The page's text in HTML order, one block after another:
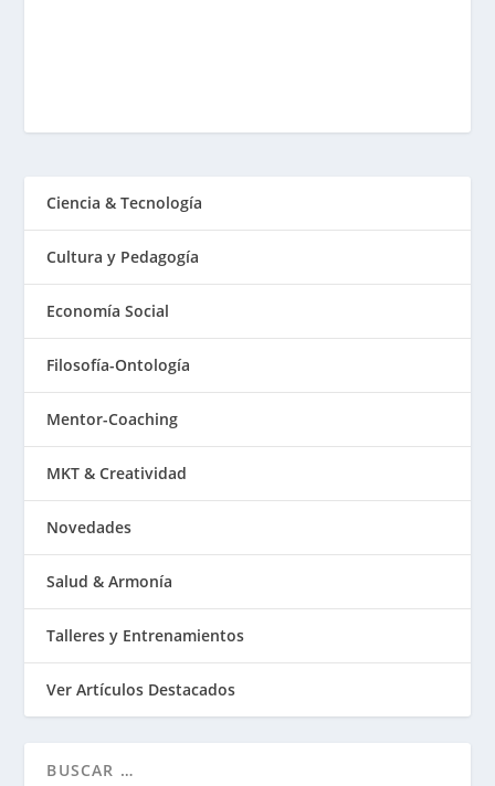
Ciencia & Tecnología
Cultura y Pedagogía
Economía Social
Filosofía-Ontología
Mentor-Coaching
MKT & Creatividad
Novedades
Salud & Armonía
Talleres y Entrenamientos
Ver Artículos Destacados